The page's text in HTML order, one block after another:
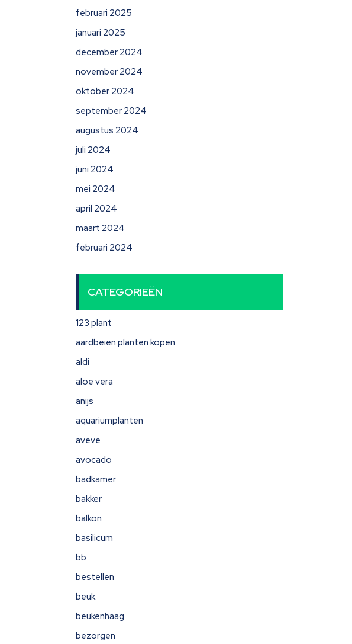
februari 2025
januari 2025
december 2024
november 2024
oktober 2024
september 2024
augustus 2024
juli 2024
juni 2024
mei 2024
april 2024
maart 2024
februari 2024
CATEGORIEËN
123 plant
aardbeien planten kopen
aldi
aloe vera
anijs
aquariumplanten
aveve
avocado
badkamer
bakker
balkon
basilicum
bb
bestellen
beuk
beukenhaag
bezorgen